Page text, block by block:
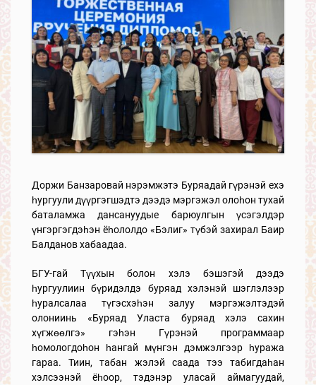
Доржи Банзаровай нэрэмжэтэ Буряадай гүрэнэй ехэ
һургуули дүүргэгшэдтэ дээдэ мэргэжэл олоһон тухай
баталамжа дансануудые барюулгын үсэгэлдэр
үнгэргэгдэһэн ёһололдо «Бэлиг» түбэй захирал Баир
Балданов хабаадаа.
БГУ-гай Түүхын болон хэлэ бэшэгэй дээдэ
һургуулиин бүридэлдэ буряад хэлэнэй шэглэлээр
һуралсалаа түгэсхэһэн залуу мэргэжэлтэдэй
олониинь «Буряад Уласта буряад хэлэ сахин
хүгжөөлгэ» гэһэн Гүрэнэй программаар
һомологдоһон һангай мүнгэн дэмжэлгээр һуража
гараа. Тиин, табан жэлэй саада тээ табигдаһан
хэлсээнэй ёһоор, тэдэнэр уласай аймагуудай,